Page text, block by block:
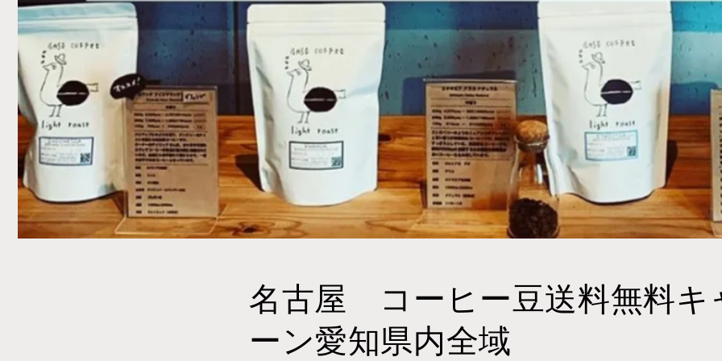
名古屋 コーヒー豆送料無料キ
ーン愛知県内全域